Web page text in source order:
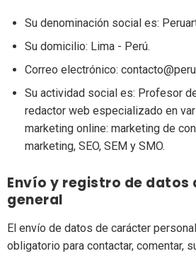
Su denominación social es:
Su domicilio: Lima - Perú.
Correo electrónico:
Su actividad social es: Profesor
redactor web especializado en
marketing online: marketing de
marketing, SEO, SEM y SMO.
Envío y registro de datos
general
El envío de datos de carácter
obligatorio para contactar, comentar,